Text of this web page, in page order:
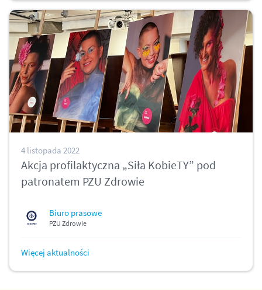
4 listopada 2022
Akcja profilaktyczna „Siła KobieTY” pod
patronatem PZU Zdrowie
Biuro prasowe
PZU Zdrowie
Więcej aktualności